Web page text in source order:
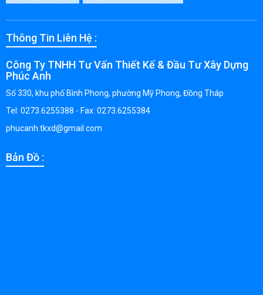
Thông Tin Liên Hệ :
Công Ty TNHH Tư Vấn Thiết Kế & Đầu Tư Xây Dựng
Phúc Anh
Số 330, khu phố Bình Phong, phường Mỹ Phong, Đồng Tháp
Tel: 0273.6255388 - Fax: 0273.6255384
phucanh.tkxd@gmail.com
Bản Đồ :